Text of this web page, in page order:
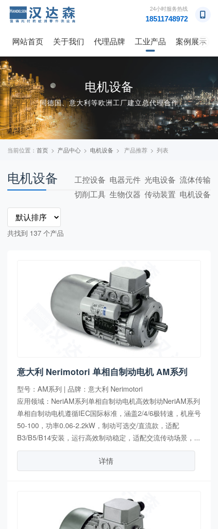
24小时服务热线
18511748972
→
网站首页 关于我们 代理品牌 工业产品 案例展示
电机设备
同德国、意大利等欧洲工厂建立总代理合作
当前位置： 首页 > 产品中心 > 电机设备 > 产品推荐 > 列表
电机设备 流体传输
光电设备
电器元件
工控设备
电机设备
传动装置
生物仪器
切削工具
共找到 137 个产品
意大利 Nerimotori 单相自制动电机 AM系列
型号：AM系列 | 品牌：意大利 Nerimotori
应用领域：NeriAM系列单相自制动电机高效制动NeriAM系列
单相自制动电机遵循IEC国际标准，涵盖2/4/6极转速，机座号
50-100，功率0.06-2.2kW，制动可选交/直流款，适配
B3/B5/B14安装，运行高效制动稳定，适配交流传动场景，...
详情